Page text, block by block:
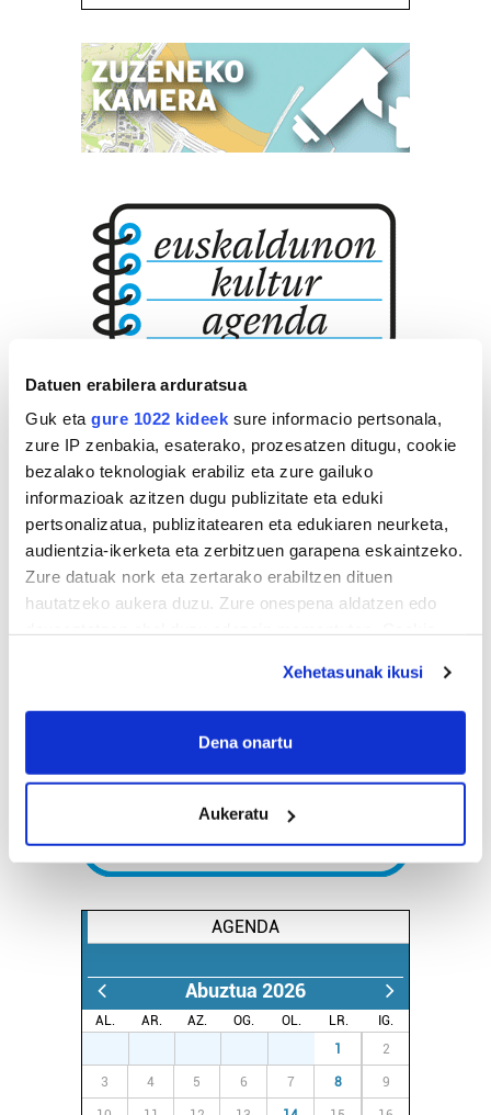
Datuen erabilera arduratsua
Guk eta gure 1022 kideek sure informacio pertsonala,
zure IP zenbakia, esaterako, prozesatzen ditugu, cookie
bezalako teknologiak erabiliz eta zure gailuko
informazioak azitzen dugu publizitate eta eduki
pertsonalizatua, publizitatearen eta edukiaren neurketa,
audientzia-ikerketa eta zerbitzuen garapena eskaintzeko.
Zure datuak nork eta zertarako erabiltzen dituen
hautatzeko aukera duzu. Zure onespena aldatzen edo
If you allow, we would also like to:
Collect information about your geographical
Identify your device by actively scanning it for
specific characteristics (fingerprinting)
Find out more about how your personal data is processed
prozesatzen ditugu, zure IP zenbakia, besteak beste,
teknologia erabiliz, cookieak adibidez, iragarki eta eduki
pertsonalizatuak eskaintzeko, iragarkiak eta edukia
neurtzeko, jendeari buruzko informazioa biltzeko eta
produktuak garatzeko. Zure datuak nork eta zertarako
Xehetasunak ikusi
Dena onartu
Aukeratu
AGENDA
Abuztua 2026
AL. AR. AZ. OG. OL. LR.
IG.
1 2
3 4 5 6 7 8 9